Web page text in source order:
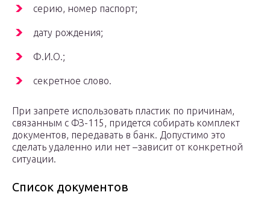
серию, номер паспорт;
дату рождения;
Ф.И.О.;
секретное слово.
При запрете использовать пластик по причинам,
связанным с ФЗ-115, придется собирать комплект
документов, передавать в банк. Допустимо это
сделать удаленно или нет –зависит от конкретной
ситуации.
Список документов